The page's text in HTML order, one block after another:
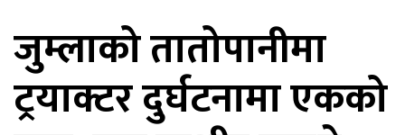
जुम्लाको तातोपानीमा
ट्रयाक्टर दुर्घटनामा एकको